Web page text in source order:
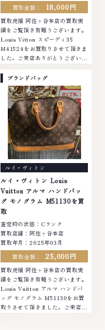
買取金額：
18,000円
買取虎福 阿佐ヶ谷本店の買取実
績をご覧頂き有難うございます。
Louis Vitton スピーディ35
M41524をお買取りさせて頂きま
した。ご来店ありがとうございま
プラチナ ダイヤモンド ブランド
品 ブランド衣類 お酒買取りのこ
となら、お任せください。なかで
も金・プラチナ等のアクセサリ
ー・貴金属・宝石・ダイヤモン
ド・ジュエリーや ブランド品・
時計等は特に自信を持って、高額
査定を実現しております。 古く
て使わなくなってしまったアクセ
サリー、動かなくなってしまった
腕時計、多くのお品物の高価買取
りを実現しており、他店ではお値
段の付かなかったお品物でも、一
点一点丁寧に無料で査定します。
お気軽にご連絡ください。TEL:
0120-959-764営業時間: 10:00
～19:00定休日: 年中無休
ブランドバッグ
ルイ・ヴィトン
ルイ・ヴィトン Louis
Vuitton アルマ ハンドバッ
グ モノグラム M51130を買
取
査定時の状態：Cランク
買取店舗：阿佐ヶ谷本店
買取年月：2025年03月
買取金額：
25,000円
買取虎福 阿佐ヶ谷本店の買取実
績をご覧頂き有難うございます。
Louis Vuitton アルマ ハンドバ
ッグ モノグラム M51130をお買
取りさせて頂きました。ご来店あ